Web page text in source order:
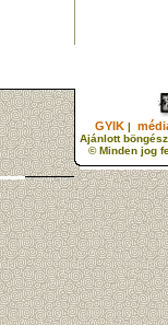
GYIK |
Ajánlott
© Minden jog